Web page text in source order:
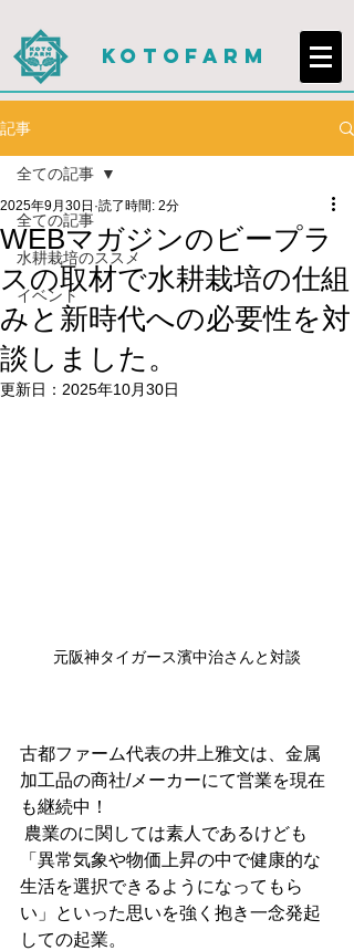
KOTOFARM
記事
全ての記事
水耕栽培のススメ
イベント
全ての記事
WEBマガジンのビープラ
スの取材で水耕栽培の仕組
みと新時代への必要性を対
談しました。
2025年9月30日 読了時間: 2分
更新日： 2025年10月30日
元阪神タイガース濱中治さんと対談
古都ファーム代表の井上雅文は、金属
加工品の商社/メーカーにて営業を現在
も継続中！
「異常気象や物価上昇の中で健康的な
生活を選択できるようになってもら
い」といった思いを強く抱き一念発起
しての起業。